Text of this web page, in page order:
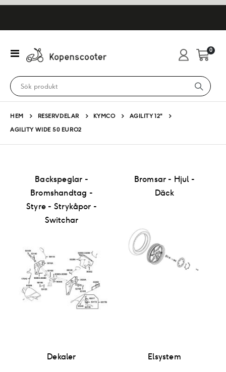
Växla
Nav
Cart
0
HEM RESERVDELAR KYMCO
AGILITY 12"
AGILITY WIDE 50 EURO2
Backspeglar -
Bromshandtag -
Styre - Strykåpor -
Switchar
Bromsar - Hjul -
Däck
Dekaler Elsystem